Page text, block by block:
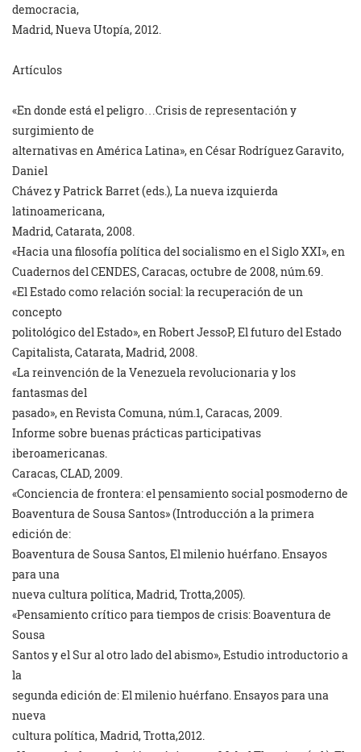
democracia,
Madrid, Nueva Utopía, 2012.
Artículos
«En donde está el peligro…Crisis de representación y
surgimiento de
alternativas en América Latina», en César Rodríguez Garavito,
Daniel
Chávez y Patrick Barret (eds.), La nueva izquierda
latinoamericana,
Madrid, Catarata, 2008.
«Hacia una filosofía política del socialismo en el Siglo XXI», en
Cuadernos del CENDES, Caracas, octubre de 2008, núm.69.
«El Estado como relación social: la recuperación de un
concepto
politológico del Estado», en Robert JessoP, El futuro del Estado
Capitalista, Catarata, Madrid, 2008.
«La reinvención de la Venezuela revolucionaria y los
fantasmas del
pasado», en Revista Comuna, núm.1, Caracas, 2009.
Informe sobre buenas prácticas participativas
iberoamericanas.
Caracas, CLAD, 2009.
«Conciencia de frontera: el pensamiento social posmoderno de
Boaventura de Sousa Santos» (Introducción a la primera
edición de:
Boaventura de Sousa Santos, El milenio huérfano. Ensayos
para una
nueva cultura política, Madrid, Trotta,2005).
«Pensamiento crítico para tiempos de crisis: Boaventura de
Sousa
Santos y el Sur al otro lado del abismo», Estudio introductorio a
la
segunda edición de: El milenio huérfano. Ensayos para una
nueva
cultura política, Madrid, Trotta,2012.